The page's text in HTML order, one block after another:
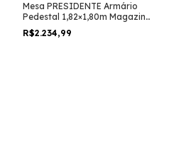
Mesa PRESIDENTE Armário
Pedestal 1,82×1,80m Magazine
Silva NOGAL SEVILHA /
PRETO – 20602
R$2.234,99